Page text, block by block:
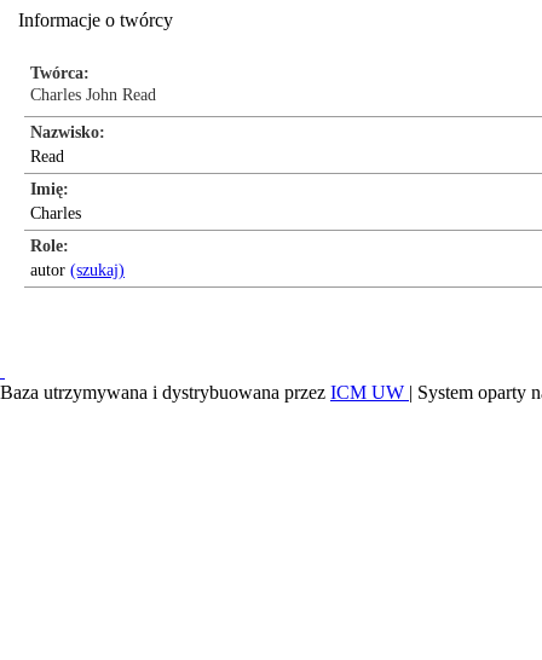
Informacje o twórcy
Twórca
Charles John Read
Nazwisko
Read
Imię
Charles
Role
autor (szukaj)
Baza utrzymywana i dystrybuowana przez ICM UW | System oparty